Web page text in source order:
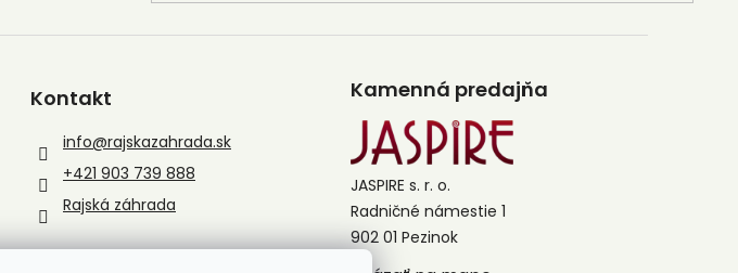
Kontakt
info@rajskazahrada.sk
+421 903 739 888
Rajská záhrada
Kamenná predajňa
JASPIRE s. r. o.
Radničné námestie 1
902 01 Pezinok